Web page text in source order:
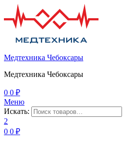
Медтехника Чебоксары
Медтехника Чебоксары
0 0 ₽
Меню
Искать:
2
0 0 ₽